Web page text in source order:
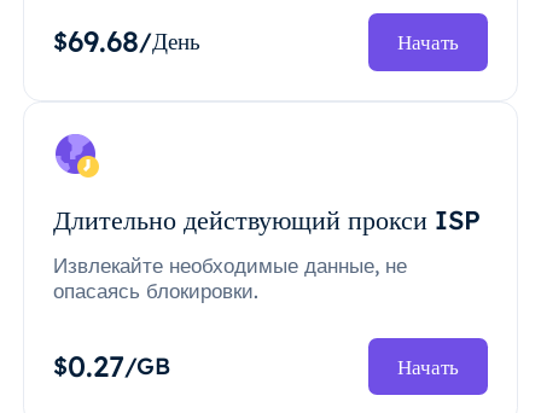
$69.68/День Начать
Длительно действующий прокси ISP
Извлекайте необходимые данные, не
опасаясь блокировки.
$0.27/GB Начать